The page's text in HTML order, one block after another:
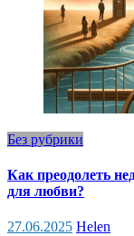
Без рубрики
Как преодолеть
для любви?
27.06.2025 Helen